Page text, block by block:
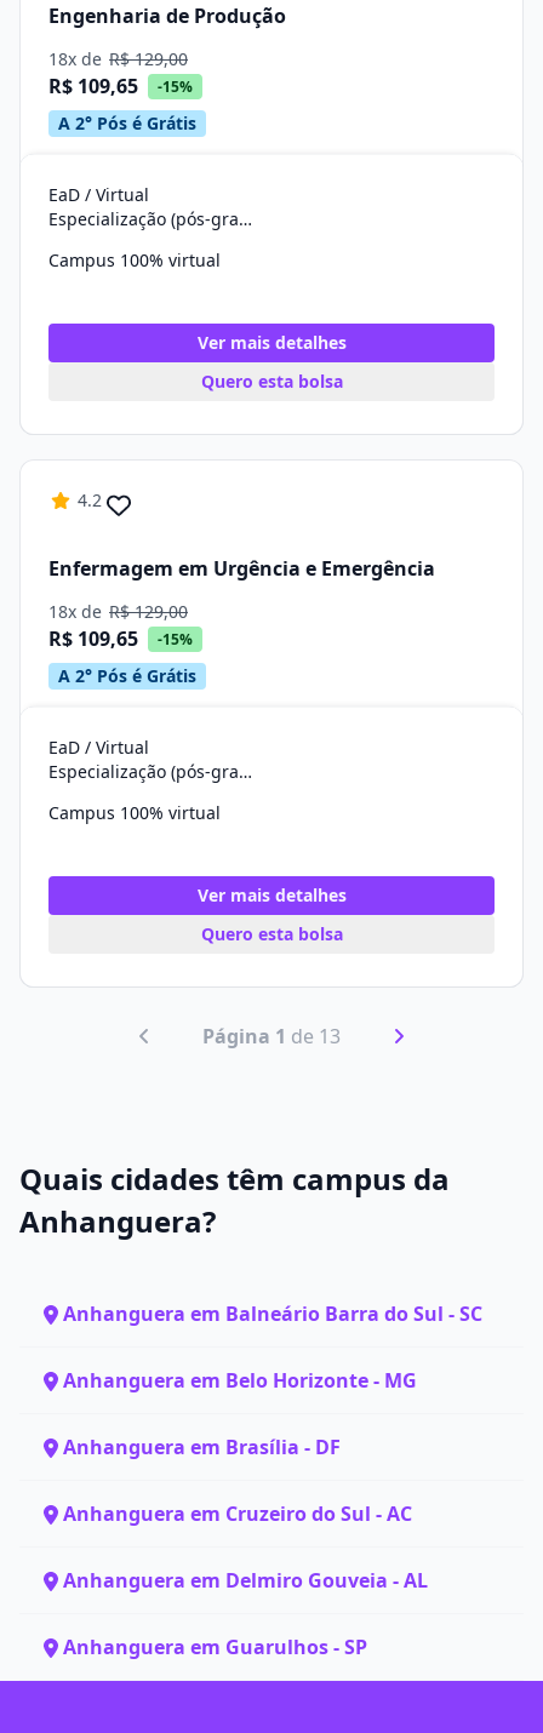
Engenharia de Produção
18x de R$ 129,00
R$ 109,65 -15%
A 2° Pós é Grátis
EaD / Virtual
Especialização (pós-graduação)
Campus 100% virtual
Ver mais detalhes
Quero esta bolsa
4.2
Enfermagem em Urgência e Emergência
18x de R$ 129,00
R$ 109,65 -15%
A 2° Pós é Grátis
EaD / Virtual
Especialização (pós-graduação)
Campus 100% virtual
Ver mais detalhes
Quero esta bolsa
Página 1 de 13
Quais cidades têm campus da
Anhanguera?
Anhanguera em Balneário Barra do Sul - SC
Anhanguera em Belo Horizonte - MG
Anhanguera em Brasília - DF
Anhanguera em Cruzeiro do Sul - AC
Anhanguera em Delmiro Gouveia - AL
Anhanguera em Guarulhos - SP